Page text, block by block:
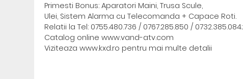
Primesti Bonus: Aparatori Maini, Trusa Scule,
Ulei, Sistem Alarma cu Telecomanda + Capace Roti.
Relatii la Tel: 0755.480.736 / 0767.285.850 / 0732.385.084;
Catalog online www.vand-atv.com
Viziteaza www.kxd.ro pentru mai multe detalii